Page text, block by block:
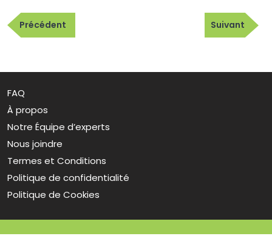
Navigation
dePublication
précédente
Précédent
Article
suivant
Suivant
FAQ
À propos
Notre Équipe d’experts
Nous joindre
Termes et Conditions
Politique de confidentialité
Politique de Cookies